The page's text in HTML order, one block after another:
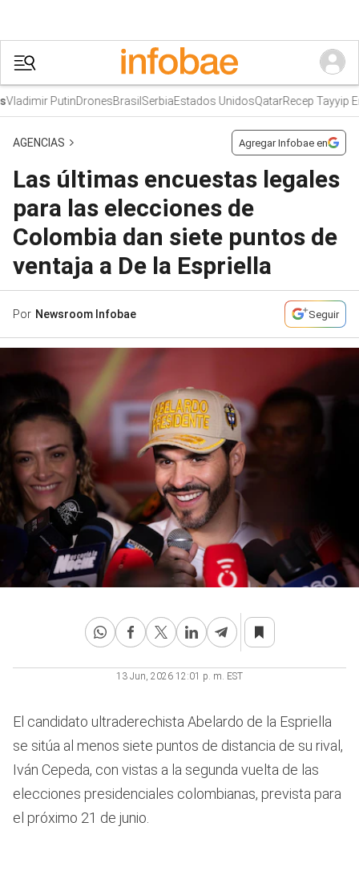
PutinDronesBrasilSerbiaEstados UnidosQatarRecep Tayyip
AGENCIAS Agregar Infobae en
Las últimas encuestas legales
para las elecciones de
Colombia dan siete puntos de
ventaja a De la Espriella
Por Newsroom Infobae Seguir
13 Jun, 2026 12:01 p. m. EST
El candidato ultraderechista Abelardo de la Espriella
se sitúa al menos siete puntos de distancia de su rival,
Iván Cepeda, con vistas a la segunda vuelta de las
elecciones presidenciales colombianas, prevista para
el próximo 21 de junio.